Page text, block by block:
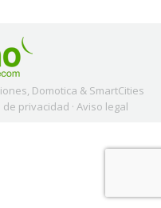
Domotica & SmartCities
de privacidad · Aviso legal